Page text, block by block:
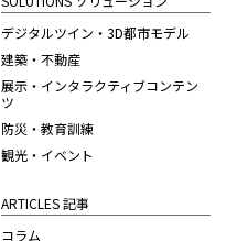
デジタルツイン・3D都市モデル
建築・不動産
展示・インタラクティブコンテン
ツ
防災・教育訓練
観光・イベント
ARTICLES 記事
コラム